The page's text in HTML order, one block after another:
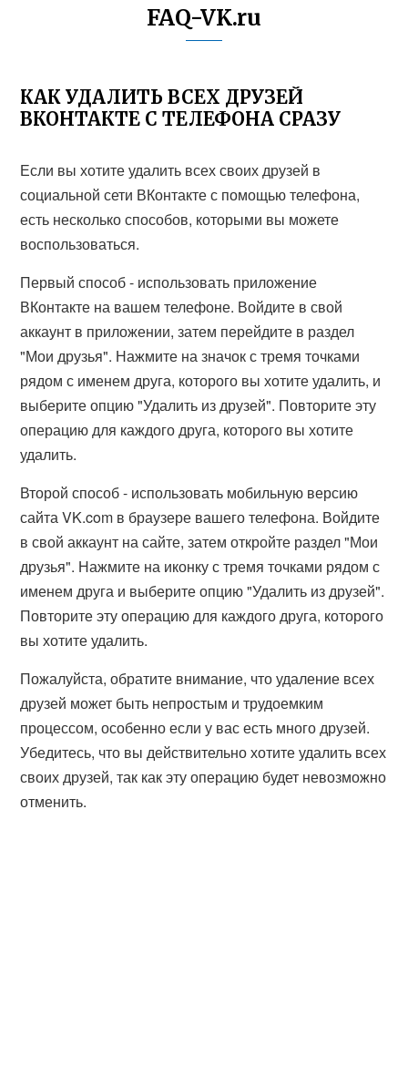
FAQ-VK.ru
КАК УДАЛИТЬ ВСЕХ ДРУЗЕЙ
ВКОНТАКТЕ С ТЕЛЕФОНА СРАЗУ
Если вы хотите удалить всех своих друзей в
социальной сети ВКонтакте с помощью телефона,
есть несколько способов, которыми вы можете
воспользоваться.
Первый способ - использовать приложение
ВКонтакте на вашем телефоне. Войдите в свой
аккаунт в приложении, затем перейдите в раздел
"Мои друзья". Нажмите на значок с тремя точками
рядом с именем друга, которого вы хотите удалить, и
выберите опцию "Удалить из друзей". Повторите эту
операцию для каждого друга, которого вы хотите
удалить.
Второй способ - использовать мобильную версию
сайта VK.com в браузере вашего телефона. Войдите
в свой аккаунт на сайте, затем откройте раздел "Мои
друзья". Нажмите на иконку с тремя точками рядом с
именем друга и выберите опцию "Удалить из друзей".
Повторите эту операцию для каждого друга, которого
вы хотите удалить.
Пожалуйста, обратите внимание, что удаление всех
друзей может быть непростым и трудоемким
процессом, особенно если у вас есть много друзей.
Убедитесь, что вы действительно хотите удалить всех
своих друзей, так как эту операцию будет невозможно
отменить.